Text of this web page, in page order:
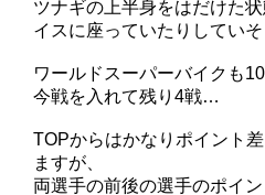
ツナギの上半身をはだけた
イスに座っていたりしてい
ワールドスーパーバイクも
今戦を入れて残り4戦…
TOPからはかなりポイント
ますが、
両選手の前後の選手のポイ